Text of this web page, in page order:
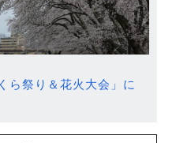
ら祭り＆花火大会」に